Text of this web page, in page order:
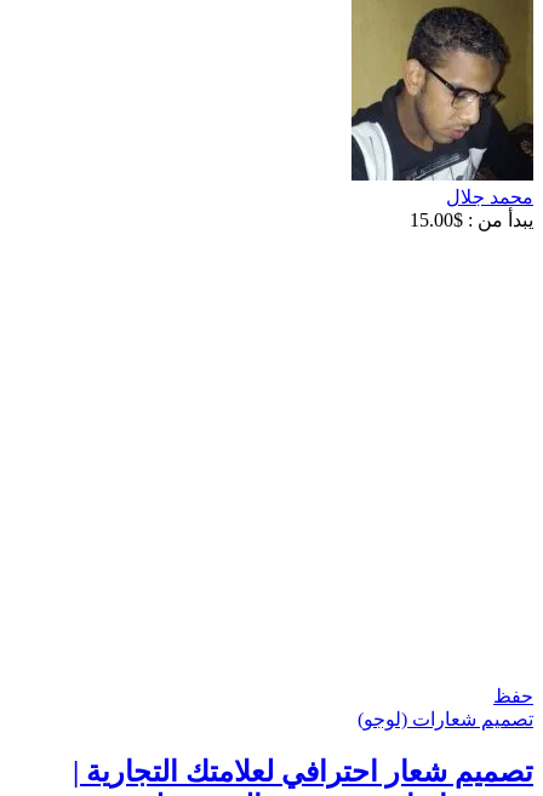
محمد جلال
يبدأ من :
15.00$
حفظ
تصميم شعارات (لوجو)
تصميم شعار احترافي لعلامتك التجارية |